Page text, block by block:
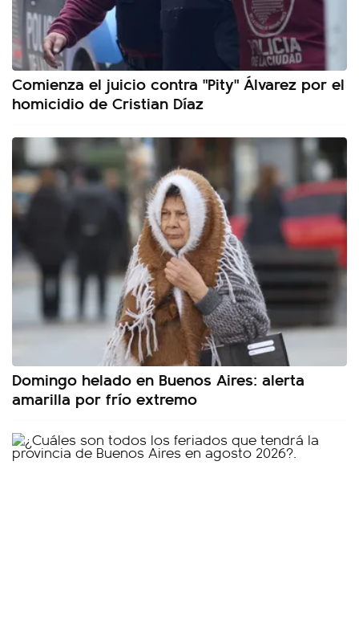
Comienza el juicio contra "Pity" Álvarez por el
homicidio de Cristian Díaz
Domingo helado en Buenos Aires: alerta
amarilla por frío extremo